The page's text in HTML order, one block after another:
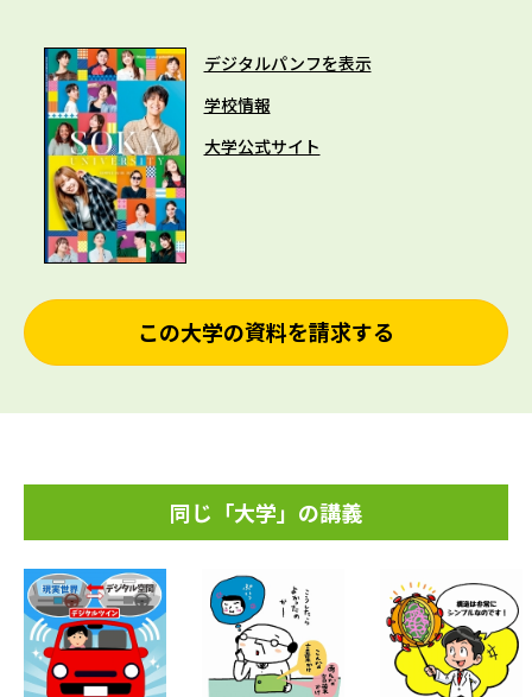
デジタルパンフを表示
学校情報
大学公式サイト
この大学の資料を請求する
同じ「大学」の講義